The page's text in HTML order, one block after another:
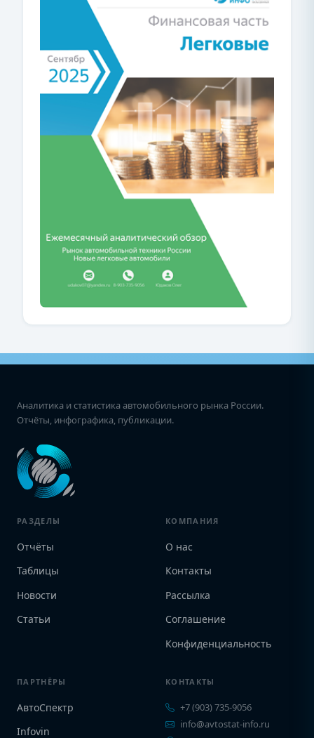
Аналитика и статистика автомобильного рынка России.
Отчёты, инфографика, публикации.
РАЗДЕЛЫ
Отчёты
Таблицы
Новости
Статьи
КОМПАНИЯ
О нас
Контакты
Рассылка
Соглашение
Конфиденциальность
ПАРТНЁРЫ
АвтоСпектр
Infovin
КОНТАКТЫ
+7 (903) 735-9056
info@avtostat-info.ru